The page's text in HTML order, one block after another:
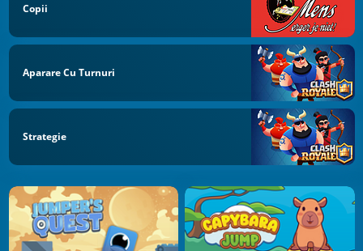
Copii
Aparare Cu Turnuri
Strategie